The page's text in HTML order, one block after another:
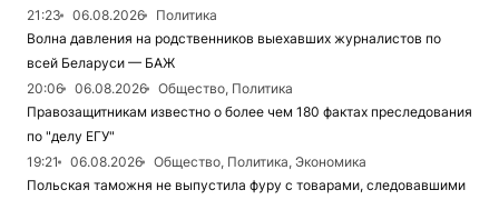
21:23
06.08.2026
Политика
Волна давления на родственников выехавших журналистов по
всей Беларуси — БАЖ
20:06
06.08.2026
Общество, Политика
Правозащитникам известно о более чем 180 фактах преследования
по "делу ЕГУ"
19:21
06.08.2026
Общество, Политика, Экономика
Польская таможня не выпустила фуру с товарами, следовавшими